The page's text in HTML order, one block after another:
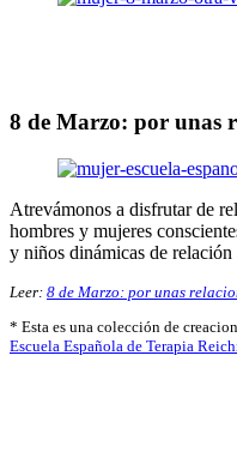
8 de Marzo: por unas
Atrevámonos a disfrutar de
hombres y mujeres
y niños dinámicas de relación
Leer: 8 de Marzo: por unas
* Esta es una colección de
Escuela Española de Terapia